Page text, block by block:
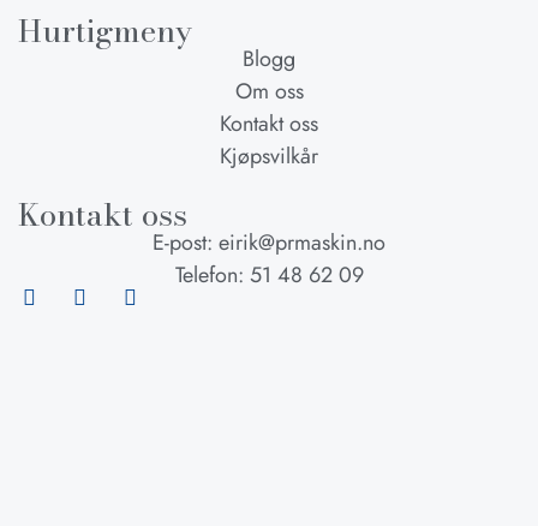
Hurtigmeny
Blogg
Om oss
Kontakt oss
Kjøpsvilkår
Kontakt oss
E-post: eirik@prmaskin.no
Telefon: 51 48 62 09